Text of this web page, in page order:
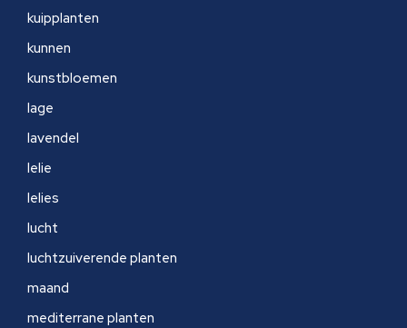
kuipplanten
kunnen
kunstbloemen
lage
lavendel
lelie
lelies
lucht
luchtzuiverende planten
maand
mediterrane planten